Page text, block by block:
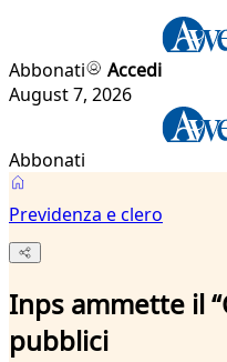
Abbonati
Accedi
August 7, 2026
Abbonati
Previdenza e clero
Inps ammette il
pubblici